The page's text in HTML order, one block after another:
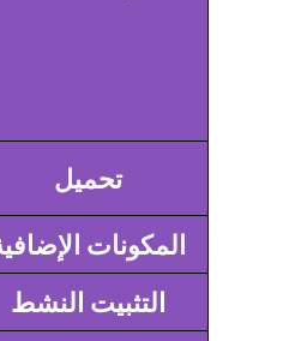
تحميل
المكونات الإضافية
التثبيت النشط